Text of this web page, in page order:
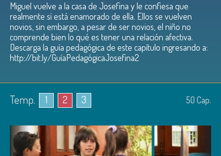
Miguel vuelve a la casa de Josefina y le confiesa que
realmente sí está enamorado de ella. Ellos se vuelven
novios, sin embargo, a pesar de ser novios, el niño no
comprende bien lo qué es tener una relación afectiva.
Descarga la guía pedagógica de este capítulo ingresando a:
http://bit.ly/GuíaPedagógicaJosefina2
Temp. 1 2 3 50 Cap.